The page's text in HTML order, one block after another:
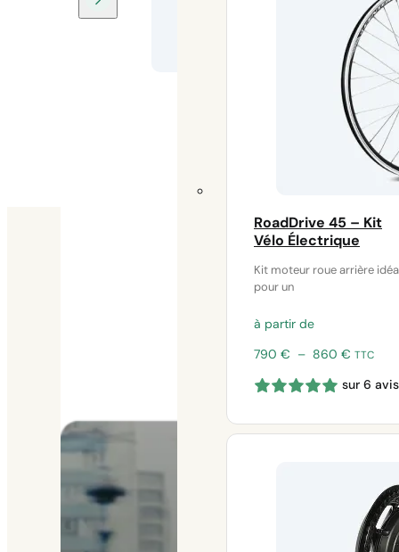
RoadDrive 45 – Kit
Vélo Électrique
Kit moteur roue arrière
pour un
à partir de
790 € – 860 € Plage
prix :
à
TTC
sur 6 avis
Nos kits électriques